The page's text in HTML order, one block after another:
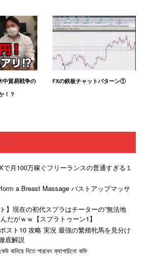
中貿易戦争の
！？
FXの鉄板チャットパターン①
で月100万稼ぐフリーランスの普通すぎる１
a Breast Massage バストアップマッサ
ト】現在の初代スプラはチーターの”無法地
だがｗｗ【スプラトゥーン1】
スト10 攻略 実況 最強の繁殖牝馬を見分け
底解説
বানিয়ে নিতে পারবেন ক্যাপাচিনো কফি